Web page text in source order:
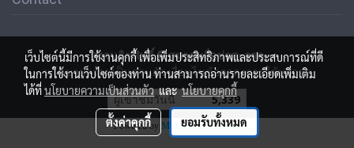
สงวนลิขสิทธิ์ © สมาคมสื่อช่อสะอาด
นโนบายความเป็นส่วนตัว เงื่อนไขข้อตกลงการใช้บริการ
ผู้เข้าชมวันนี้ 5,339
Powered by MakeWebEasy.com
เว็บไซต์นี้มีการใช้งานคุกกี้ เพื่อเพิ่มประสิทธิภาพและประสบการณ์ที่ดี
ในการใช้งานเว็บไซต์ของท่าน ท่านสามารถอ่านรายละเอียดเพิ่มเติม
ได้ที่นโยบายความเป็นส่วนตัวและนโยบายคุกกี้
ตั้งค่าคุกกี้ ยอมรับทั้งหมด